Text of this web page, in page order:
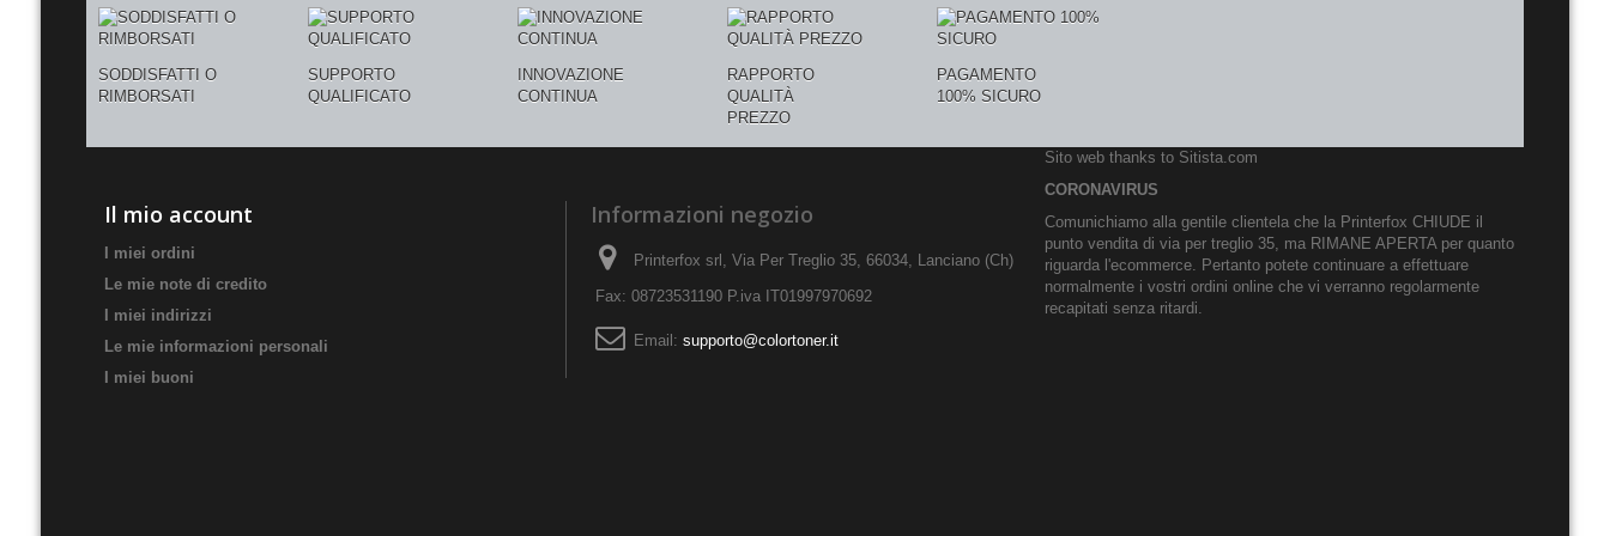
SODDISFATTI O
RIMBORSATI
SUPPORTO
QUALIFICATO
INNOVAZIONE
CONTINUA
RAPPORTO
QUALITÀ
PREZZO
PAGAMENTO
100% SICURO
Il mio account
I miei ordini
Le mie note di credito
I miei indirizzi
Le mie informazioni personali
I miei buoni
Informazioni negozio
Printerfox srl, Via Per Treglio 35, 66034, Lanciano (Ch)
Fax: 08723531190 P.iva IT01997970692
Email: supporto@colortoner.it
Sito web thanks to Sitista.com
CORONAVIRUS
Comunichiamo alla gentile clientela che la Printerfox CHIUDE il
punto vendita di via per treglio 35, ma RIMANE APERTA per quanto
riguarda l'ecommerce. Pertanto potete continuare a effettuare
normalmente i vostri ordini online che vi verranno regolarmente
recapitati senza ritardi.